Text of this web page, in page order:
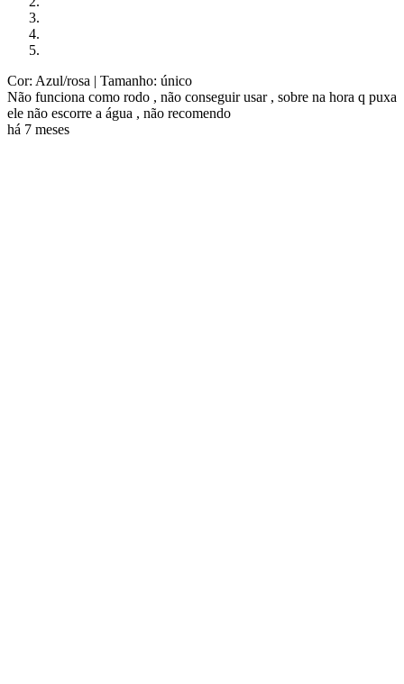
Cor: Azul/rosa | Tamanho: único
Não funciona como rodo , não conseguir usar , sobre na hora q puxa
ele não escorre a água , não recomendo
há 7 meses